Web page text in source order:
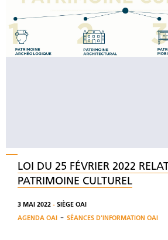
LOI DU 25 FÉVRIER 2022
PATRIMOINE CULTUREL
3 MAI 2022 - SIÈGE OAI
AGENDA OAI - SÉANCES D'INFORMATION OAI